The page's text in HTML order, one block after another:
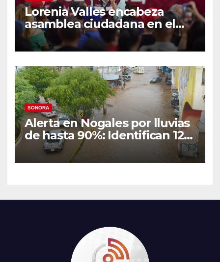
Lorenia Valles encabeza
asamblea ciudadana en el
Parque Laura Alicia Frías de
Hermosillo
SONORA
Alerta en Nogales por lluvias
de hasta 90%: Identifican 12
vialidades con alto riesgo de
arroyos e inundaciones